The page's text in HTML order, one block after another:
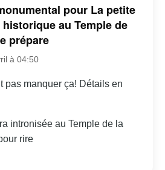
pour La petite
au Temple de
prépare
à 04:50
pas manquer ça! Détails en
intronisée au Temple de la
rire